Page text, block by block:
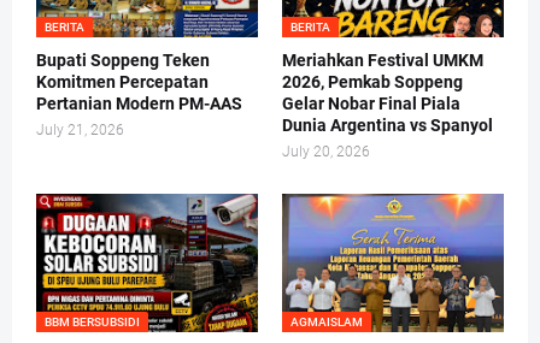
BERITA
Bupati Soppeng Teken
Komitmen Percepatan
Pertanian Modern PM-AAS
July 21, 2026
BERITA
Meriahkan Festival UMKM
2026, Pemkab Soppeng
Gelar Nobar Final Piala
Dunia Argentina vs Spanyol
July 20, 2026
BBM BERSUBSIDI AGMAISLAM